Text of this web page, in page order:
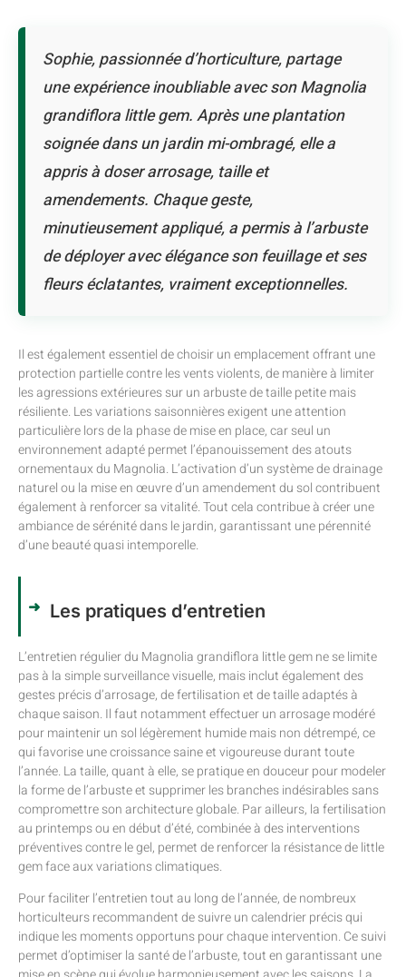
Sophie, passionnée d’horticulture, partage
une expérience inoubliable avec son Magnolia
grandiflora little gem. Après une plantation
soignée dans un jardin mi-ombragé, elle a
appris à doser arrosage, taille et
amendements. Chaque geste,
minutieusement appliqué, a permis à l’arbuste
de déployer avec élégance son feuillage et ses
fleurs éclatantes, vraiment exceptionnelles.
Il est également essentiel de choisir un emplacement offrant une
protection partielle contre les vents violents, de manière à limiter
les agressions extérieures sur un arbuste de taille petite mais
résiliente. Les variations saisonnières exigent une attention
particulière lors de la phase de mise en place, car seul un
environnement adapté permet l’épanouissement des atouts
ornementaux du Magnolia. L’activation d’un système de drainage
naturel ou la mise en œuvre d’un amendement du sol contribuent
également à renforcer sa vitalité. Tout cela contribue à créer une
ambiance de sérénité dans le jardin, garantissant une pérennité
d’une beauté quasi intemporelle.
Les pratiques d’entretien
L’entretien régulier du Magnolia grandiflora little gem ne se limite
pas à la simple surveillance visuelle, mais inclut également des
gestes précis d’arrosage, de fertilisation et de taille adaptés à
chaque saison. Il faut notamment effectuer un arrosage modéré
pour maintenir un sol légèrement humide mais non détrempé, ce
qui favorise une croissance saine et vigoureuse durant toute
l’année. La taille, quant à elle, se pratique en douceur pour modeler
la forme de l’arbuste et supprimer les branches indésirables sans
compromettre son architecture globale. Par ailleurs, la fertilisation
au printemps ou en début d’été, combinée à des interventions
préventives contre le gel, permet de renforcer la résistance de little
gem face aux variations climatiques.
Pour faciliter l’entretien tout au long de l’année, de nombreux
horticulteurs recommandent de suivre un calendrier précis qui
indique les moments opportuns pour chaque intervention. Ce suivi
permet d’optimiser la santé de l’arbuste, tout en garantissant une